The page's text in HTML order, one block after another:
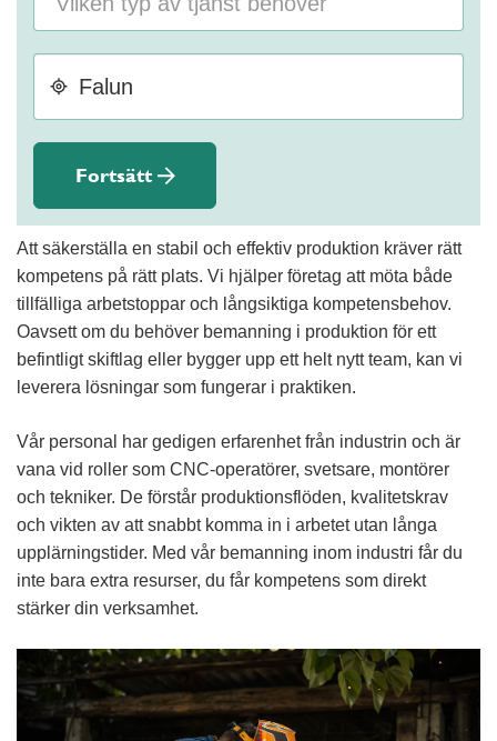
Fortsätt
Att säkerställa en stabil och effektiv produktion kräver rätt
kompetens på rätt plats. Vi hjälper företag att möta både
tillfälliga arbetstoppar och långsiktiga kompetensbehov.
Oavsett om du behöver bemanning i produktion för ett
befintligt skiftlag eller bygger upp ett helt nytt team, kan vi
leverera lösningar som fungerar i praktiken.
Vår personal har gedigen erfarenhet från industrin och är
vana vid roller som CNC-operatörer, svetsare, montörer
och tekniker. De förstår produktionsflöden, kvalitetskrav
och vikten av att snabbt komma in i arbetet utan långa
upplärningstider. Med vår bemanning inom industri får du
inte bara extra resurser, du får kompetens som direkt
stärker din verksamhet.